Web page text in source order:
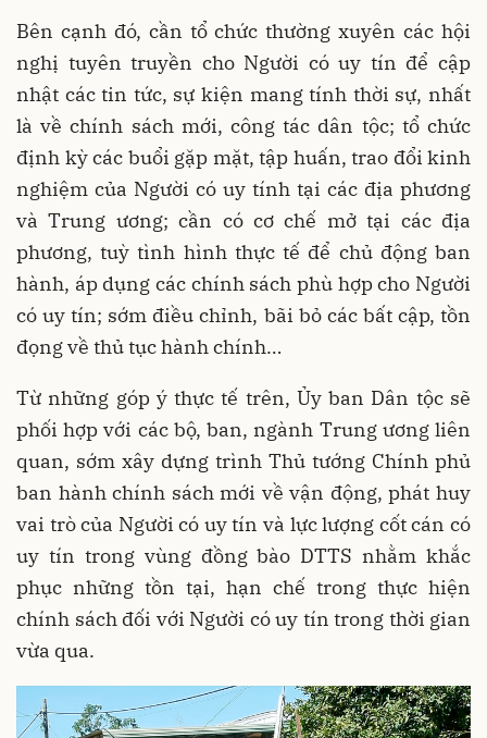
Bên cạnh đó, cần tổ chức thường xuyên các hội
nghị tuyên truyền cho Người có uy tín để cập
nhật các tin tức, sự kiện mang tính thời sự, nhất
là về chính sách mới, công tác dân tộc; tổ chức
định kỳ các buổi gặp mặt, tập huấn, trao đổi kinh
nghiệm của Người có uy tính tại các địa phương
và Trung ương; cần có cơ chế mở tại các địa
phương, tuỳ tình hình thực tế để chủ động ban
hành, áp dụng các chính sách phù hợp cho Người
có uy tín; sớm điều chỉnh, bãi bỏ các bất cập, tồn
đọng về thủ tục hành chính…
Từ những góp ý thực tế trên, Ủy ban Dân tộc sẽ
phối hợp với các bộ, ban, ngành Trung ương liên
quan, sớm xây dựng trình Thủ tướng Chính phủ
ban hành chính sách mới về vận động, phát huy
vai trò của Người có uy tín và lực lượng cốt cán có
uy tín trong vùng đồng bào DTTS nhằm khắc
phục những tồn tại, hạn chế trong thực hiện
chính sách đối với Người có uy tín trong thời gian
vừa qua.